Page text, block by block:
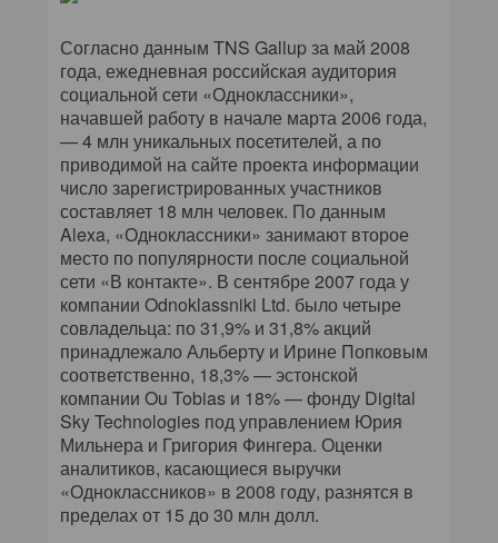
ИТ В ЗДРАВООХРАНЕНИИ
ПАРТНЕРСКИЕ ПРОЕКТЫ
ИТ-КАЛЕНДАРЬ
ПРЕСС-РЕЛИЗЫ
АРХИВ ЖУРНАЛОВ
Согласно данным TNS Gallup за май 2008
года, ежедневная российская аудитория
социальной сети «Одноклассники»,
начавшей работу в начале марта 2006 года,
— 4 млн уникальных посетителей, а по
приводимой на сайте проекта информации
число зарегистрированных участников
составляет 18 млн человек. По данным
Alexa, «Одноклассники» занимают второе
место по популярности после социальной
сети «В контакте». В сентябре 2007 года у
компании Odnoklassniki Ltd. было четыре
совладельца: по 31,9% и 31,8% акций
принадлежало Альберту и Ирине Попковым
соответственно, 18,3% — эстонской
компании Ou Tobias и 18% — фонду Digital
Sky Technologies под управлением Юрия
Мильнера и Григория Фингера. Оценки
аналитиков, касающиеся выручки
«Одноклассников» в 2008 году, разнятся в
пределах от 15 до 30 млн долл.